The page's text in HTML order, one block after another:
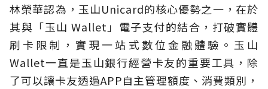
林榮華認為，玉山Unicard的核心優勢之一，在於
其與「玉山 Wallet」電子支付的結合，打破實體
刷卡限制，實現一站式數位金融體驗。玉山
Wallet一直是玉山銀行經營卡友的重要工具，除
了可以讓卡友透過APP自主管理額度、消費類別，